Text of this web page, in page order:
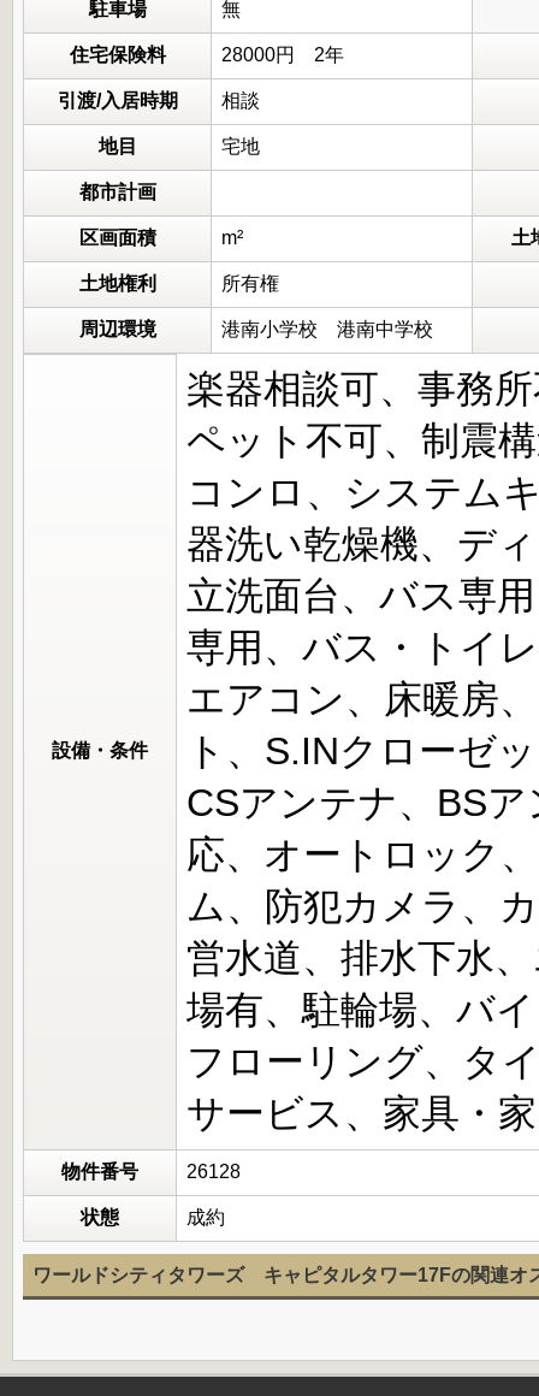
駐車場 無
住宅保険料 28000円 2年
引渡/入居時期 相談
地目 宅地
都市計画
区画面積 m² 土
土地権利 所有権
周辺環境 港南小学校 港南中学校
設備・条件
楽器相談可、事務
ペット不可、制震
コンロ、システム
器洗い乾燥機、デ
立洗面台、バス専
専用、バス・トイ
エアコン、床暖房
ト、S.INクローゼ
CSアンテナ、BS
応、オートロック
ム、防犯カメラ、
営水道、排水下水
場有、駐輪場、バ
フローリング、タ
サービス、家具・
物件番号 26128
状態 成約
ワールドシティタワーズ キャピタルタワー17Fの関連オ